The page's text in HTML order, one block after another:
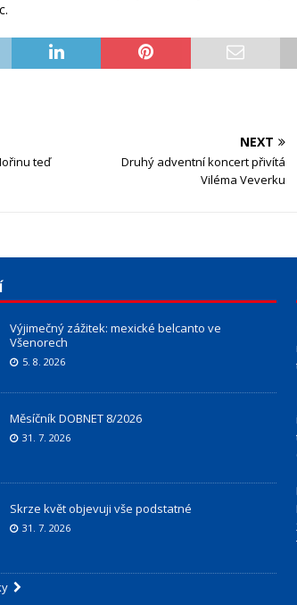
teď
NEXT
Druhý adventní koncert přivítá
Viléma Veverku
Výjimečný zážitek: mexické belcanto ve
Všenorech
5. 8. 2026
Měsíčník DOBNET 8/2026
31. 7. 2026
Skrze květ objevuji vše podstatné
31. 7. 2026